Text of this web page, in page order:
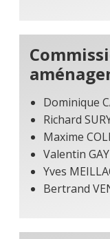
Dominique
Richard
Maxime
Valentin
Yves
Bertrand